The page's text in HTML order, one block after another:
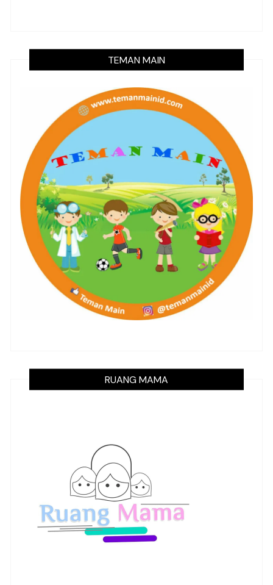
TEMAN MAIN
RUANG MAMA